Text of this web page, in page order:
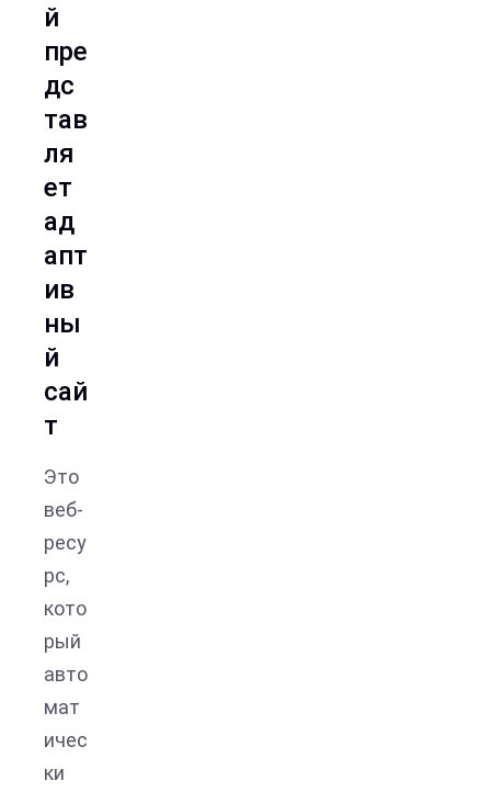
й
пре
дс
тав
ля
ет
ад
апт
ив
ны
й
сай
т
Это
веб-
ресу
рс,
кото
рый
авто
мат
ичес
ки